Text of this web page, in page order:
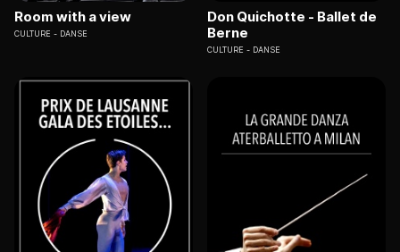
Room with a view
CULTURE DANSE
Don Quichotte - Ballet de
Berne
CULTURE DANSE